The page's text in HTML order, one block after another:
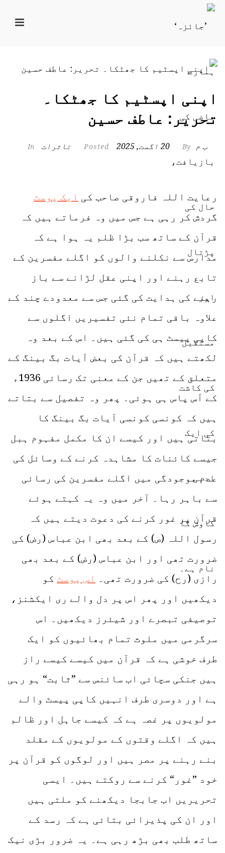
اپنی اپسٹیم کا جھٹکا۔
تحریر: عاطف حسین
By ب م 20 اگست, 2025 تاثرات
رعایت اللہ فاروقی صاحب کی ایک پوسٹ
گردش کر رہی ہے جس میں وہ فرماتے ہیں کہ
قرآن کے ساتھ سب بڑا ظلم یہ ہوا ہے کہ
مدارس سے نکلنے والوں کو اگلے مفسرین کے
تابع رہنے اور اپنی عقل لڑانے سے باز
رہنے کی ہدایت کی گئی جس سے معدودے چند کے
علاوہ باقی تمام نئی تفسیریں اگلوں سے
کاپی پیسٹ ہی کی گئی ہیں۔ اس کے بعد وہ
لکھتے ہیں کہ قرآن کی بعض آیات بگ بینگ کے
متعلق کے تھیں جن کے معنی تک رسائی 1936ء
کے آس پاس ہی ہوئی۔ پھر وہ تفصیل سے بتاتے
ہیں کہ کونسی کونسی آیات بگ بینگ کا
بتاتی ہیں اور کیسے ان کا مکمل مفہوم ہبل
جیسے کائنات کا مشاہدہ کرنے کے وسائل کی
عدم موجودگی میں اگلے مفسرین کی رسائی
سے باہر رہا۔ آخر میں وہ یہ کہتے ہوئے
قرآن پر غور کرنے کی دعوت دیتے ہیں کہ
رسول اللہ (ص) کے بعد بھی ابن عباس (رض) کی
ضرورت تھی اور ابن عباس (رض) کے بعد بھی
رازی (رح) کی ضرورت تھی۔ اس پوسٹ کو
دیکھیں اور پھر اس پر دل والے ری ایکشنز،
توصیفی تبصرے اور شیئرز دیکھیں۔ اس
سرگرمی میں ملوث تمام بھائیوں کو ایک
طرف خوشی ہے کہ قرآن میں کیسے کیسے راز
ہیں جنکی سچائی اب سائنس سے ”ثابت“ ہو رہی
ہے اور دوسری طرف انہیں کاپی پیسٹ والے
مولویوں پر غصہ ہے کہ کیسے جاہل اور ظالم
ہیں کہ اگلے وقتوں کے مولویوں کے مقلد
بنے رہنے پر مصر ہیں اور لوگوں کو قرآن پر
خود ”غور“ کرنے سے روکتے ہیں۔ ایسی
تحریریں اب جابجا دیکھنے کو ملتی ہیں
اور ان کی پذیرائی بتائی ہے کہ رسد کے
ساتھ طلب بھی بڑھ رہی ہے۔ یہ ضرور بڑی نیک